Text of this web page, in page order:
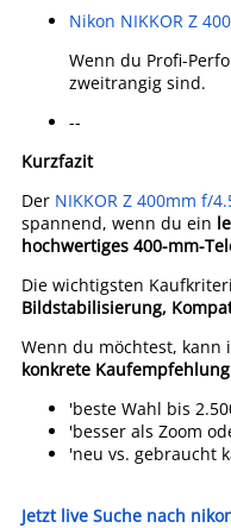
Nikon NIKKOR Z
Wenn du Profi-
zweitrangig sind.
--
Kurzfazit
Der NIKKOR Z 400mm f/
spannend, wenn du ein
hochwertiges 400-mm-
Die wichtigsten
Bildstabilisierung,
Wenn du möchtest, kann
konkrete
'beste Wahl bis
'besser als Zoom
'neu vs. gebraucht
Jetzt live Suche nach